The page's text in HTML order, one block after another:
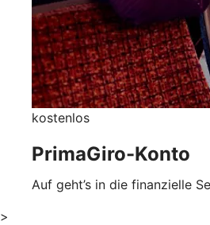
kostenlos
PrimaGiro-Konto
Auf geht’s in die finanzielle
>